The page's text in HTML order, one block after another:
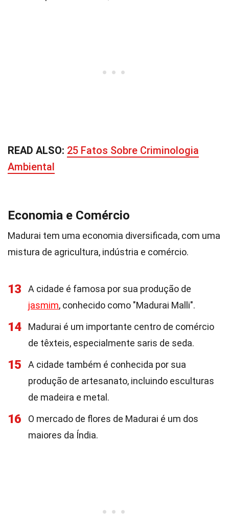
READ ALSO: 25 Fatos Sobre Criminologia
Ambiental
Economia e Comércio
Madurai tem uma economia diversificada, com uma
mistura de agricultura, indústria e comércio.
13
A cidade é famosa por sua produção de
jasmim, conhecido como "Madurai Malli".
14
Madurai é um importante centro de comércio
de têxteis, especialmente saris de seda.
15
A cidade também é conhecida por sua
produção de artesanato, incluindo esculturas
de madeira e metal.
16
O mercado de flores de Madurai é um dos
maiores da Índia.